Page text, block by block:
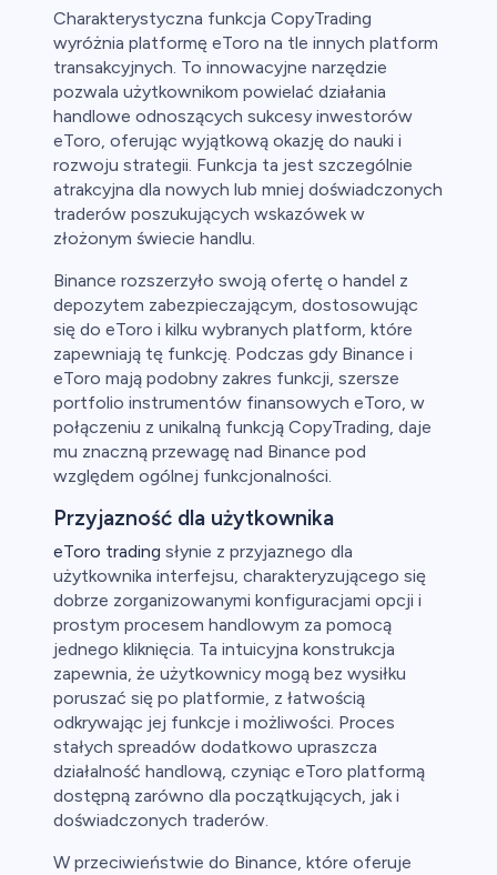
Charakterystyczna funkcja CopyTrading
wyróżnia platformę eToro na tle innych platform
transakcyjnych. To innowacyjne narzędzie
pozwala użytkownikom powielać działania
handlowe odnoszących sukcesy inwestorów
eToro, oferując wyjątkową okazję do nauki i
rozwoju strategii. Funkcja ta jest szczególnie
atrakcyjna dla nowych lub mniej doświadczonych
traderów poszukujących wskazówek w
złożonym świecie handlu.
Binance rozszerzyło swoją ofertę o handel z
depozytem zabezpieczającym, dostosowując
się do eToro i kilku wybranych platform, które
zapewniają tę funkcję. Podczas gdy Binance i
eToro mają podobny zakres funkcji, szersze
portfolio instrumentów finansowych eToro, w
połączeniu z unikalną funkcją CopyTrading, daje
mu znaczną przewagę nad Binance pod
względem ogólnej funkcjonalności.
Przyjazność dla użytkownika
eToro trading słynie z przyjaznego dla
użytkownika interfejsu, charakteryzującego się
dobrze zorganizowanymi konfiguracjami opcji i
prostym procesem handlowym za pomocą
jednego kliknięcia. Ta intuicyjna konstrukcja
zapewnia, że użytkownicy mogą bez wysiłku
poruszać się po platformie, z łatwością
odkrywając jej funkcje i możliwości. Proces
stałych spreadów dodatkowo upraszcza
działalność handlową, czyniąc eToro platformą
dostępną zarówno dla początkujących, jak i
doświadczonych traderów.
W przeciwieństwie do Binance, które oferuje